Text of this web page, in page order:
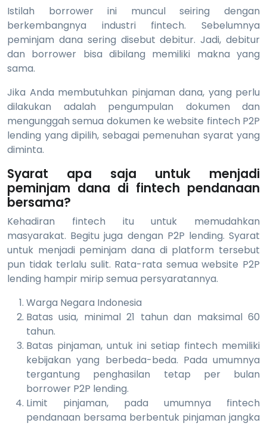
Istilah borrower ini muncul seiring dengan
berkembangnya industri fintech. Sebelumnya
peminjam dana sering disebut debitur. Jadi, debitur
dan borrower bisa dibilang memiliki makna yang
sama.
Jika Anda membutuhkan pinjaman dana, yang perlu
dilakukan adalah pengumpulan dokumen dan
mengunggah semua dokumen ke website fintech P2P
lending yang dipilih, sebagai pemenuhan syarat yang
diminta.
Syarat apa saja untuk menjadi
peminjam dana di fintech pendanaan
bersama?
Kehadiran fintech itu untuk memudahkan
masyarakat. Begitu juga dengan P2P lending. Syarat
untuk menjadi peminjam dana di platform tersebut
pun tidak terlalu sulit. Rata-rata semua website P2P
lending hampir mirip semua persyaratannya.
Warga Negara Indonesia
Batas usia, minimal 21 tahun dan maksimal 60
tahun.
Batas pinjaman, untuk ini setiap fintech memiliki
kebijakan yang berbeda-beda. Pada umumnya
tergantung penghasilan tetap per bulan
borrower P2P lending.
Limit pinjaman, pada umumnya fintech
pendanaan bersama berbentuk pinjaman jangka